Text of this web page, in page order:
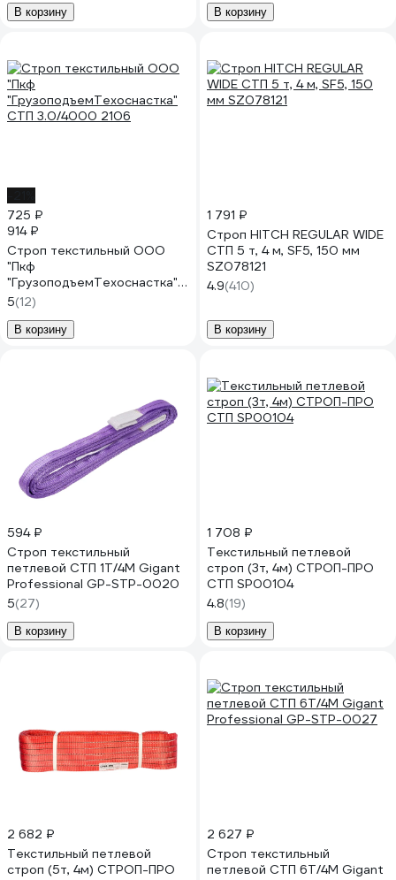
В корзину В корзину
725 ₽
914 ₽
Строп текстильный ООО
"Пкф
"ГрузоподъемТехоснастка"
СТП 3.0/4000 2106
5(12)
В корзину
1 791 ₽
Строп HITCH REGULAR WIDE
СТП 5 т, 4 м, SF5, 150 мм
SZ078121
4.9(410)
В корзину
594 ₽
Строп текстильный
петлевой СТП 1Т/4М Gigant
Professional GP-STP-0020
5(27)
В корзину
1 708 ₽
Текстильный петлевой
строп (3т, 4м) СТРОП-ПРО
СТП SP00104
4.8(19)
В корзину
2 682 ₽
Текстильный петлевой
строп (5т, 4м) СТРОП-ПРО
2 627 ₽
Строп текстильный
петлевой СТП 6Т/4М Gigant